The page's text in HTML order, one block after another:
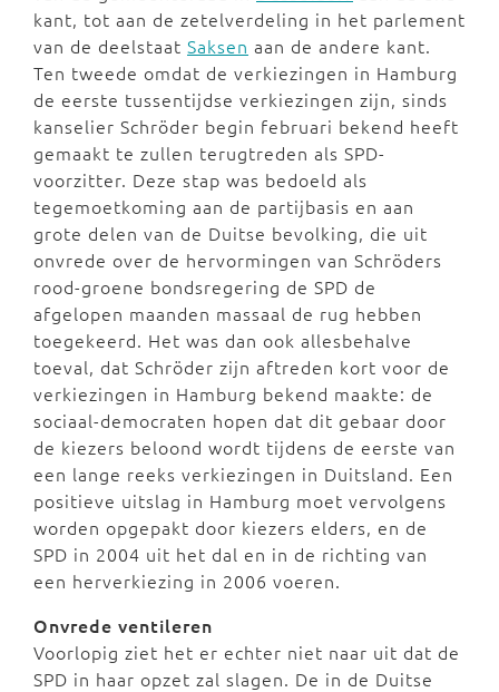
kant, tot aan de zetelverdeling in het parlement
van de deelstaat Saksen aan de andere kant.
Ten tweede omdat de verkiezingen in Hamburg
de eerste tussentijdse verkiezingen zijn, sinds
kanselier Schröder begin februari bekend heeft
gemaakt te zullen terugtreden als SPD-
voorzitter. Deze stap was bedoeld als
tegemoetkoming aan de partijbasis en aan
grote delen van de Duitse bevolking, die uit
onvrede over de hervormingen van Schröders
rood-groene bondsregering de SPD de
afgelopen maanden massaal de rug hebben
toegekeerd. Het was dan ook allesbehalve
toeval, dat Schröder zijn aftreden kort voor de
verkiezingen in Hamburg bekend maakte: de
sociaal-democraten hopen dat dit gebaar door
de kiezers beloond wordt tijdens de eerste van
een lange reeks verkiezingen in Duitsland. Een
positieve uitslag in Hamburg moet vervolgens
worden opgepakt door kiezers elders, en de
SPD in 2004 uit het dal en in de richting van
een herverkiezing in 2006 voeren.
Onvrede ventileren
Voorlopig ziet het er echter niet naar uit dat de
SPD in haar opzet zal slagen. De in de Duitse